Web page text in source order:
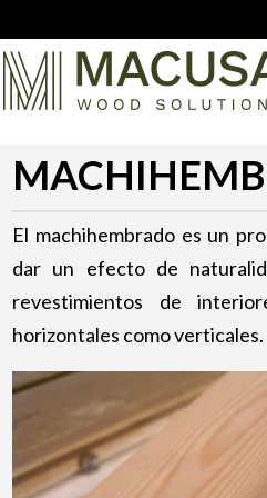
El machihembrado es un
dar un efecto de
revestimientos de
horizontales como verticales.